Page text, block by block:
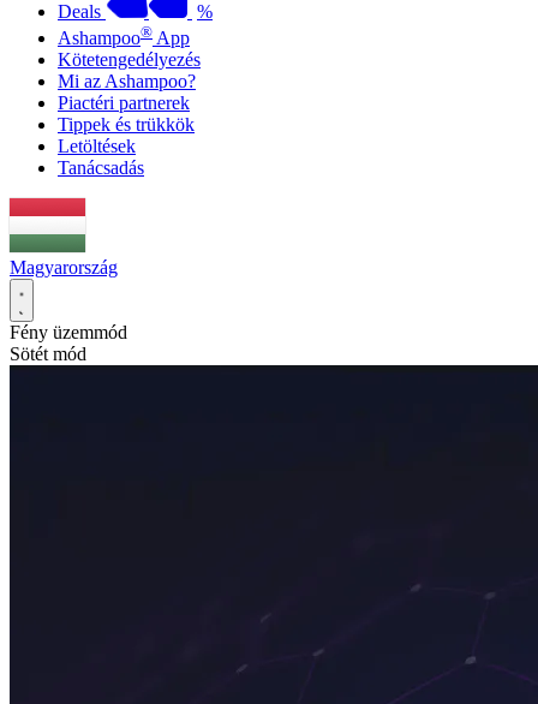
Deals
%
Ashampoo® App
Kötetengedélyezés
Mi az Ashampoo?
Piactéri partnerek
Tippek és trükkök
Letöltések
Tanácsadás
Magyarország
Fény üzemmód
Sötét mód